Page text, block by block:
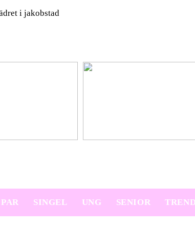
i jakobstad
PAR SINGEL UNG SENIOR